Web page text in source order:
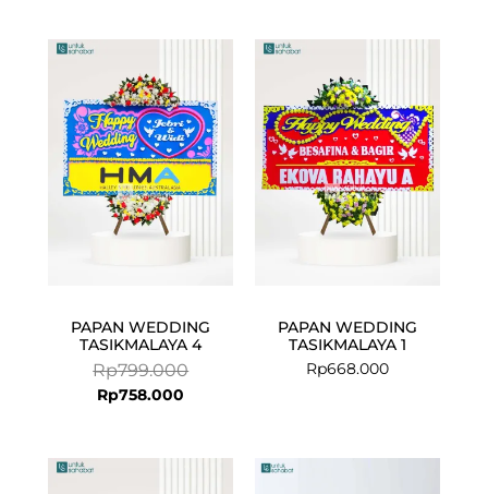
PAPAN WEDDING
TASIKMALAYA 4
Rp799.000
Rp799.000.
Rp758.000
Rp758.000.
PAPAN WEDDING
TASIKMALAYA 1
Rp668.000